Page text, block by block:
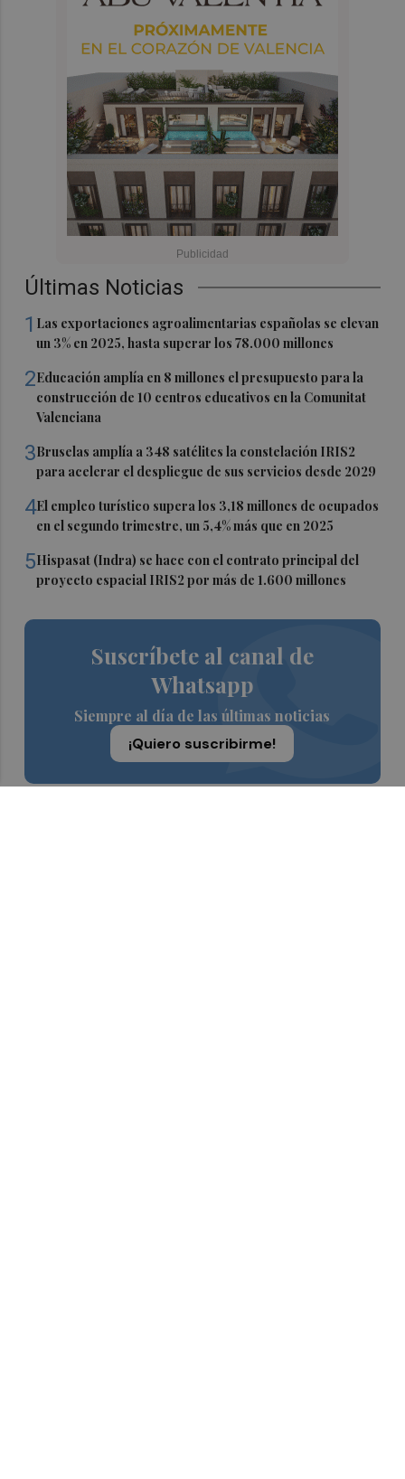
Últimas Noticias
1 Las exportaciones agroalimentarias españolas se elevan
un 3% en 2025, hasta superar los 78.000 millones
2Educación amplía en 8 millones el presupuesto para la
construcción de 10 centros educativos en la Comunitat
Valenciana
3Bruselas amplía a 348 satélites la constelación IRIS2
para acelerar el despliegue de sus servicios desde 2029
4El empleo turístico supera los 3,18 millones de ocupados
en el segundo trimestre, un 5,4% más que en 2025
5Hispasat (Indra) se hace con el contrato principal del
proyecto espacial IRIS2 por más de 1.600 millones
Suscríbete al canal de
Whatsapp
Siempre al día de las últimas noticias
¡Quiero suscribirme!